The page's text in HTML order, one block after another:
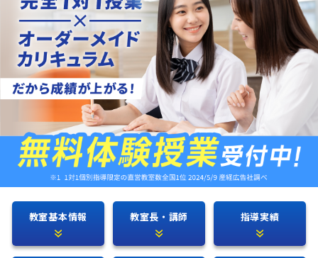
教室基本情報 教室長・講師 指導実績